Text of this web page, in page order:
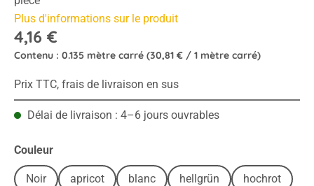
Plus d'informations sur le produit
4,16 €
Contenu : 0.135 mètre carré (30,81 € / 1 mètre carré)
Prix TTC, frais de livraison en sus
Délai de livraison : 4–6 jours ouvrables
Sélectionnez
Couleur
Noir apricot blanc hellgrün hochrot